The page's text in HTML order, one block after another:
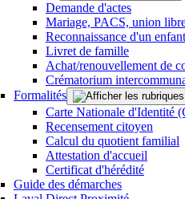
Demande d'actes
Mariage, PACS, union
Reconnaissance d'un enfant
Livret de famille
Achat/renouvellement de
Crématorium
Formalités
Carte Nationale d'Identité
Recensement citoyen
Calcul du quotient familial
Attestation d'accueil
Certificat d'hérédité
Guide des démarches